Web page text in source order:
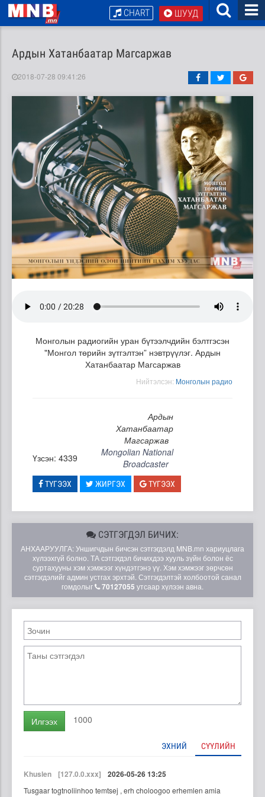
ШУУД
CHART
Ардын Хатанбаатар Магсаржав
2018-07-28 09:41:26
Монголын радиогийн уран бүтээлчдийн бэлтгэсэн
"Монгол төрийн зүтгэлтэн” нэвтрүүлэг. Ардын
Хатанбаатар Магсаржав
Нийтэлсэн: Mонголын радио
Ардын
Хатанбаатар
Магсаржав
Үзсэн: 4339
Mongolian National
Broadcaster
ТҮГЭЭХ ЖИРГЭХ ТҮГЭЭХ
СЭТГЭГДЭЛ БИЧИХ:
АНХААРУУЛГА: Уншигчдын бичсэн сэтгэгдэлд MNB.mn хариуцлага
хүлээхгүй болно. ТА сэтгэгдэл бичихдээ хууль зүйн болон ёс
суртахууны хэм хэмжээг хүндэтгэнэ үү. Хэм хэмжээг зөрчсөн
сэтгэгдэлийг админ устгах эрхтэй. Сэтгэгдэлтэй холбоотой санал
гомдолыг
70127055 утсаар хүлээн авна.
Илгээх 1000
ЭХНИЙ СҮҮЛИЙН
Khuslen [127.0.0.xxx] 2026-05-26 13:25
Tusgaar togtnoliinhoo temtsej , erh choloogoo erhemlen amia